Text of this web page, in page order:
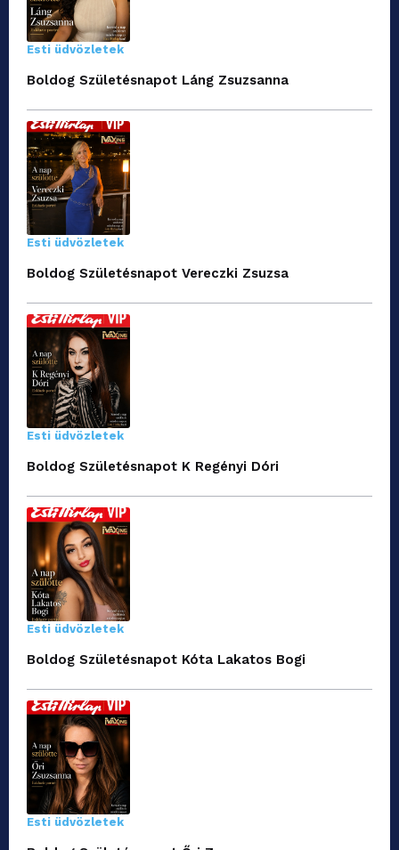
Esti üdvözletek
Boldog Születésnapot Láng Zsuzsanna
Esti üdvözletek
Boldog Születésnapot Vereczki Zsuzsa
Esti üdvözletek
Boldog Születésnapot K Regényi Dóri
Esti üdvözletek
Boldog Születésnapot Kóta Lakatos Bogi
Esti üdvözletek